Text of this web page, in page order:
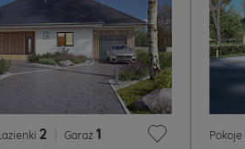
2 Garaż 1 Pokoje